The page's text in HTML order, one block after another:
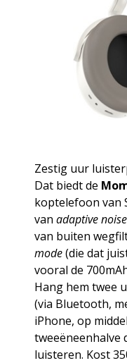
Zestig uur
Dat biedt de
koptelefoon van
vanadaptive
van buiten
mode(die dat
vooral de
Hang hem twee
(via Bluetooth,
iPhone, op
tweeëneenhalve
luisteren. Kost